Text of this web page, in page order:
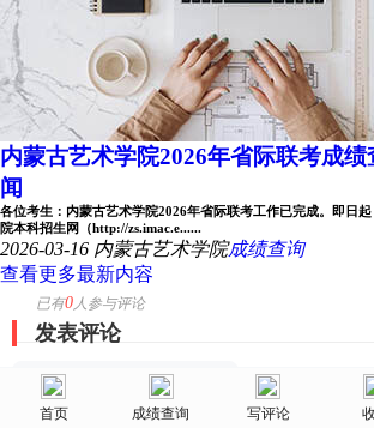
首页
美术网
选择省份 院校库
内蒙古艺术学院2026年省际联考成
闻
各位考生：内蒙古艺术学院2026年省际联考工作已完成。即日
院本科招生网（http://zs.imac.e......
2026-03-16 内蒙古艺术学院成绩查询
查看更多最新内容
已有0人参与评论
发表评论
首页 成绩查询 写评论